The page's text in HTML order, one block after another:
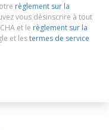
règlement sur la
vous désinscrire à tout
et le règlement sur la
et lestermes de service